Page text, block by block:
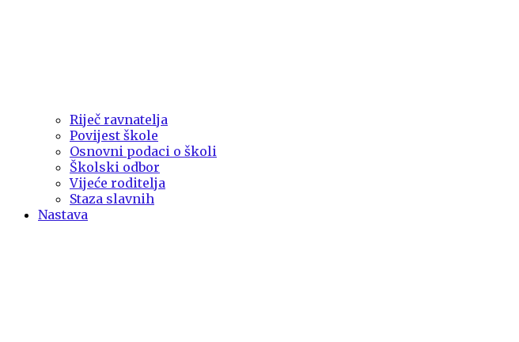
Riječ ravnatelja
Povijest škole
Osnovni podaci o školi
Školski odbor
Vijeće roditelja
Staza slavnih
Nastava